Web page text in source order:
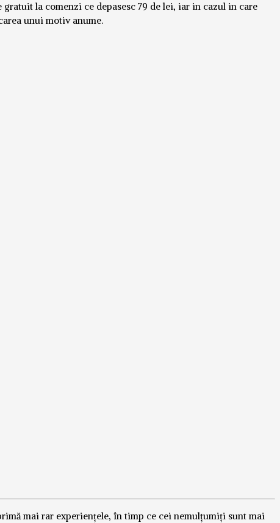
la comenzi ce depasesc 79 de lei, iar in cazul in care
unui motiv anume.
mai rar experiențele, în timp ce cei nemulțumiți sunt mai